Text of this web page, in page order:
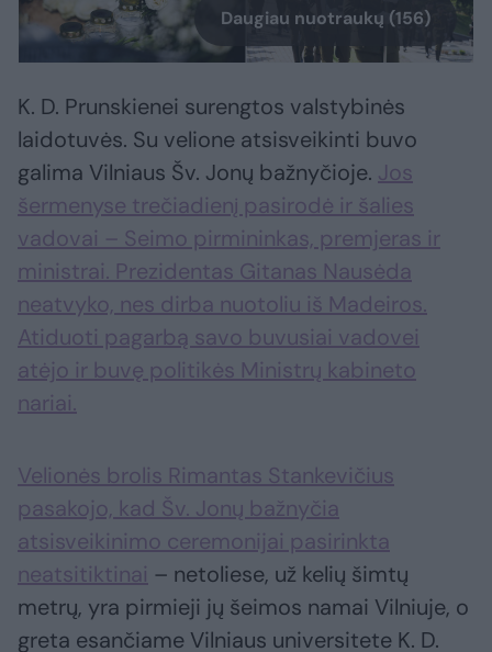
Daugiau nuotraukų (156)
K. D. Prunskienei surengtos valstybinės
laidotuvės. Su velione atsisveikinti buvo
galima Vilniaus Šv. Jonų bažnyčioje. Jos
šermenyse trečiadienį pasirodė ir šalies
vadovai – Seimo pirmininkas, premjeras ir
ministrai. Prezidentas Gitanas Nausėda
neatvyko, nes dirba nuotoliu iš Madeiros.
Atiduoti pagarbą savo buvusiai vadovei
atėjo ir buvę politikės Ministrų kabineto
nariai.
Velionės brolis Rimantas Stankevičius
pasakojo, kad Šv. Jonų bažnyčia
atsisveikinimo ceremonijai pasirinkta
neatsitiktinai – netoliese, už kelių šimtų
metrų, yra pirmieji jų šeimos namai Vilniuje, o
greta esančiame Vilniaus universitete K. D.